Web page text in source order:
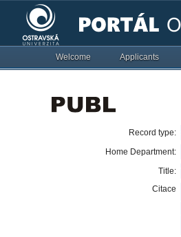
Welcome Applicants
Record type:
Home Department:
Title:
Citace